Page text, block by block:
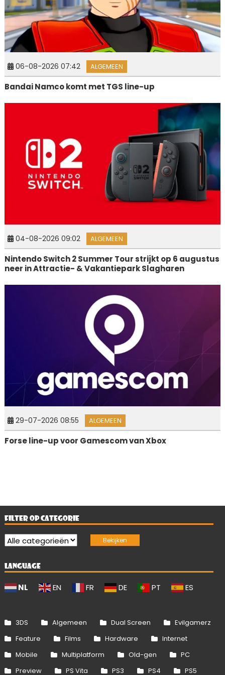
06-08-2026 07:42 ALGEMEEN
Bandai Namco komt met TGS line-up
04-08-2026 09:02 ALGEMEEN
Nintendo Switch 2 Summer Tour strijkt op 6 augustus
neer in Attractie- & Vakantiepark Slagharen
29-07-2026 08:55 ALGEMEEN
Forse line-up voor Gamescom van Xbox
FILTER OP CATEGORIE
LANGUAGE
NL EN FR DE PT ES
3DS Algemeen Dual Screen
Evilgamerz
Feature
Films Hardware
Internet
Mobile
Multiplatform Old-gen
PC
Preview
PS Vita PS3 PS4 PS5